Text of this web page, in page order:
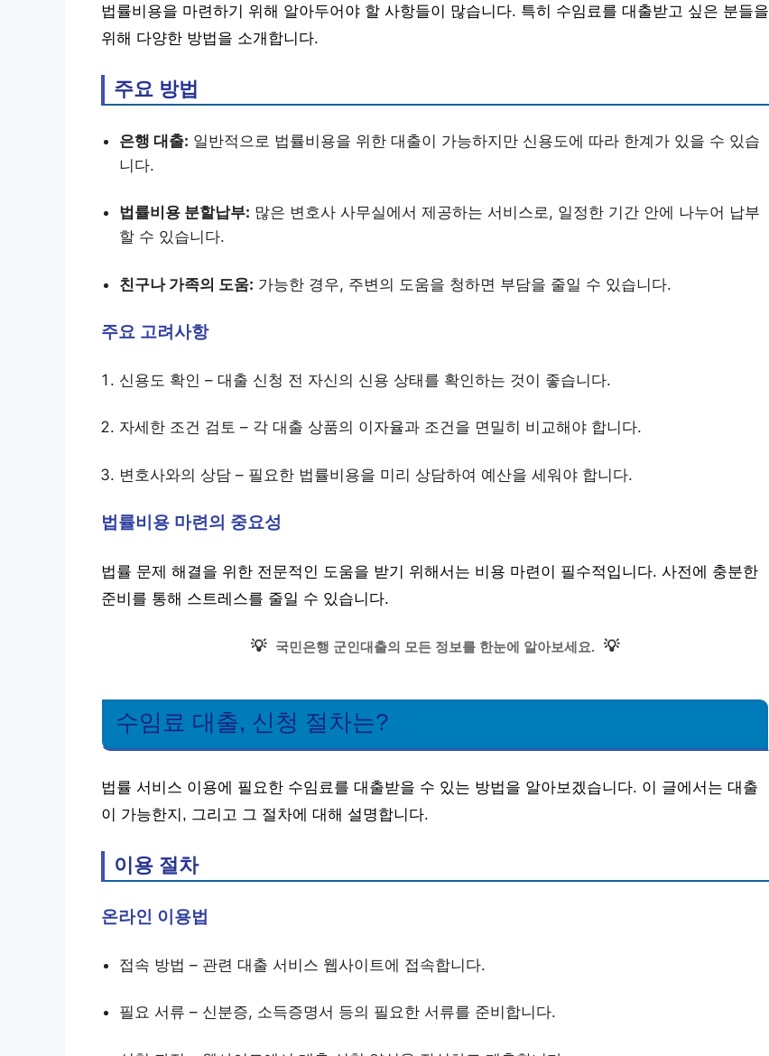
법률비용을 마련하기 위해 알아두어야 할 사항들이 많습니다. 특히 수임료를 대출받고 싶은 분들을
위해 다양한 방법을 소개합니다.
주요 방법
은행 대출: 일반적으로 법률비용을 위한 대출이 가능하지만 신용도에 따라 한계가 있을 수 있습
니다.
법률비용 분할납부: 많은 변호사 사무실에서 제공하는 서비스로, 일정한 기간 안에 나누어 납부
할 수 있습니다.
친구나 가족의 도움: 가능한 경우, 주변의 도움을 청하면 부담을 줄일 수 있습니다.
주요 고려사항
신용도 확인 – 대출 신청 전 자신의 신용 상태를 확인하는 것이 좋습니다.
자세한 조건 검토 – 각 대출 상품의 이자율과 조건을 면밀히 비교해야 합니다.
변호사와의 상담 – 필요한 법률비용을 미리 상담하여 예산을 세워야 합니다.
법률비용 마련의 중요성
법률 문제 해결을 위한 전문적인 도움을 받기 위해서는 비용 마련이 필수적입니다. 사전에 충분한
준비를 통해 스트레스를 줄일 수 있습니다.
💡 국민은행 군인대출의 모든 정보를 한눈에 알아보세요. 💡
수임료 대출, 신청 절차는?
법률 서비스 이용에 필요한 수임료를 대출받을 수 있는 방법을 알아보겠습니다. 이 글에서는 대출
이 가능한지, 그리고 그 절차에 대해 설명합니다.
이용 절차
온라인 이용법
접속 방법 – 관련 대출 서비스 웹사이트에 접속합니다.
필요 서류 – 신분증, 소득증명서 등의 필요한 서류를 준비합니다.